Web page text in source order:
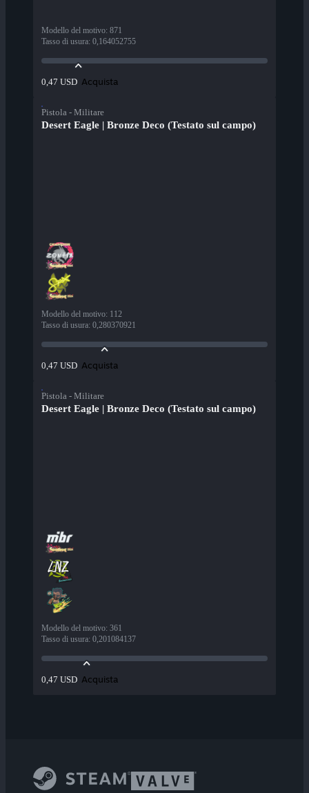
Modello del motivo: 871
Tasso di usura: 0,164052755
0,47 USD Acquista
Pistola - Militare
Desert Eagle | Bronze Deco (Testato sul campo)
Modello del motivo: 112
Tasso di usura: 0,280370921
0,47 USD Acquista
Pistola - Militare
Desert Eagle | Bronze Deco (Testato sul campo)
Modello del motivo: 361
Tasso di usura: 0,201084137
0,47 USD Acquista